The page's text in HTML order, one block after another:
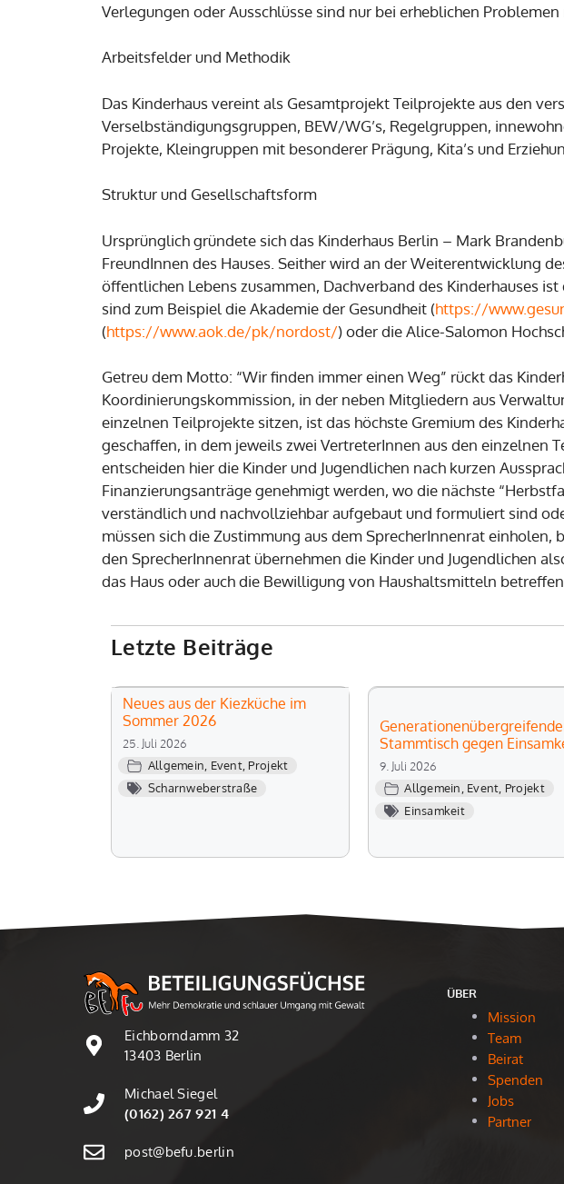
Verlegungen oder Ausschlüsse sind nur bei erheblichen
Arbeitsfelder und Methodik
Das Kinderhaus vereint als Gesamtprojekt Teilprojekte aus den
Verselbständigungsgruppen, BEW/WG’s, Regelgruppen,
Projekte, Kleingruppen mit besonderer Prägung, Kita’s und
Struktur und Gesellschaftsform
Ursprünglich gründete sich das Kinderhaus Berlin – Mark
FreundInnen des Hauses. Seither wird an der Weiterentwicklung
öffentlichen Lebens zusammen, Dachverband des Kinderhauses ist
sind zum Beispiel die Akademie der Gesundheit (https://
(https://www.aok.de/pk/nordost/) oder die Alice-Salomon
Getreu dem Motto: “Wir finden immer einen Weg” rückt das
Koordinierungskommission, in der neben Mitgliedern aus
einzelnen Teilprojekte sitzen, ist das höchste Gremium des
geschaffen, in dem jeweils zwei VertreterInnen aus den einzelnen
entscheiden hier die Kinder und Jugendlichen nach kurzen
Finanzierungsanträge genehmigt werden, wo die nächste
verständlich und nachvollziehbar aufgebaut und formuliert sind
müssen sich die Zustimmung aus dem SprecherInnenrat
den SprecherInnenrat übernehmen die Kinder und Jugendlichen
das Haus oder auch die Bewilligung von Haushaltsmitteln betreffen.
Letzte Beiträge
Neues aus der Kiezküche im
Sommer 2026
25. Juli 2026
Allgemein Event, Projekt
Scharnweberstraße
Stammtisch gegen
9. Juli 2026
Allgemein Event Projekt
Einsamkeit
Eichborndamm 32
13403 Berlin
Michael Siegel
(0162) 267 921 4
post@befu.berlin
ÜBER
Mission
Team
Beirat
Spenden
Jobs
Partner